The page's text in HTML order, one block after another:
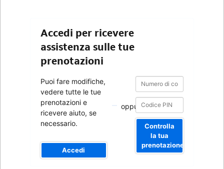
Accedi per ricevere
assistenza sulle tue
prenotazioni
Puoi fare modifiche,
vedere tutte le tue
prenotazioni e
ricevere aiuto, se
necessario.
Accedi
oppure
Numero
di
conferma
Numero
conferma
Controlla
la tua
prenotazione